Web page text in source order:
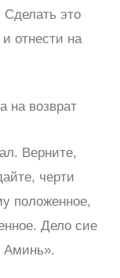
Сделать это
отнести на
на возврат
Верните,
черти
положенное,
Дело сие
Аминь».